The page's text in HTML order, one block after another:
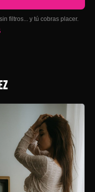
filtros... y tú cobras placer.